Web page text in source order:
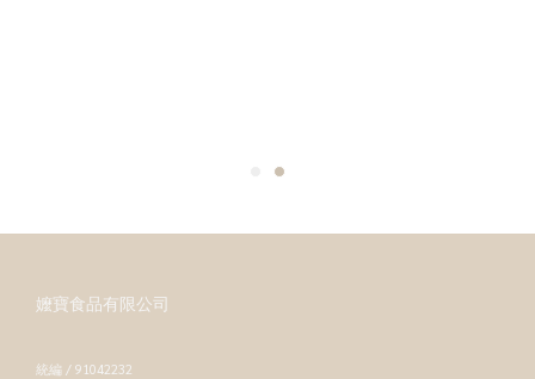
嬤寶食品有限公司
統編 / 91042232